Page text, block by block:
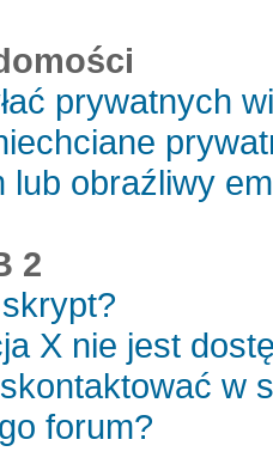
prywatnych
lub obraźliwy
2
X nie jest
w
forum?